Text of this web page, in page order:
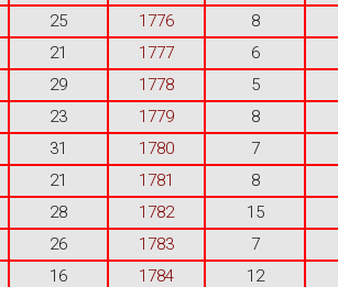
25 1776 8
21 1777 6
29 1778 5
23 1779 8
31 1780 7
21 1781 8
28 1782 15
26 1783 7
16 1784 12